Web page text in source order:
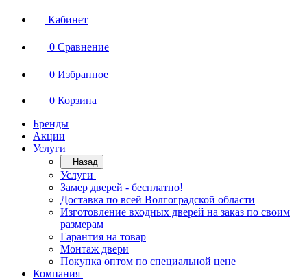
Кабинет
0 Сравнение
0 Избранное
0 Корзина
Бренды
Акции
Услуги
Назад
Услуги
Замер дверей - бесплатно!
Доставка по всей Волгоградской области
Изготовление входных дверей на заказ по своим
размерам
Гарантия на товар
Монтаж двери
Покупка оптом по специальной цене
Компания